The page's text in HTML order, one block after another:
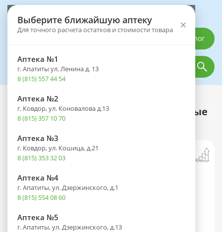
Выберите ближайшую аптеку
Для точного расчета остатков и стоимости товара ×
Аптека №1
г. Апатиты ул. Ленина д. 13
8 (815) 557 44 54
Аптека №2
г. Ковдор, ул. Коновалова д.13
8 (815) 357 10 70
Аптека №3
г. Ковдор, ул. Кошица, д.21
8 (815) 353 32 03
Аптека №4
г. Апатиты, ул. Дзержинского, д.1
8 (815) 554 08 60
Аптека №5
г. Апатиты, ул. Дзержинского, д.13
Каталог
Каталог Оптика
Линзы Ultra ONEday BC 8.6 контактные
-2.25 №90